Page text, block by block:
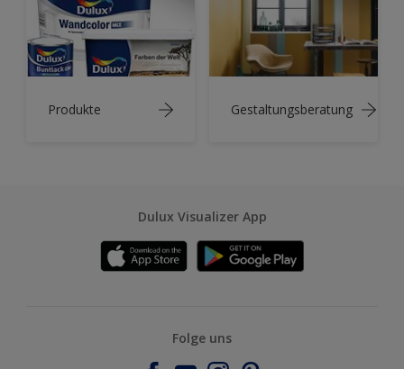
Produkte Gestaltungsberatung
Dulux Visualizer App
Folge uns